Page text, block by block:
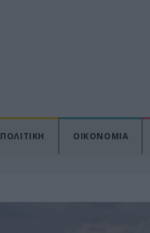
ΠΟΛΙΤΙΚΗ ΟΙΚΟΝΟΜΙΑ